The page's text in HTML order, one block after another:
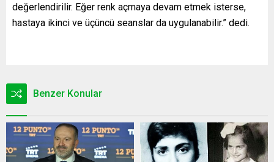
değerlendirilir. Eğer renk açmaya devam etmek isterse,
hastaya ikinci ve üçüncü seanslar da uygulanabilir.” dedi.
Benzer Konular